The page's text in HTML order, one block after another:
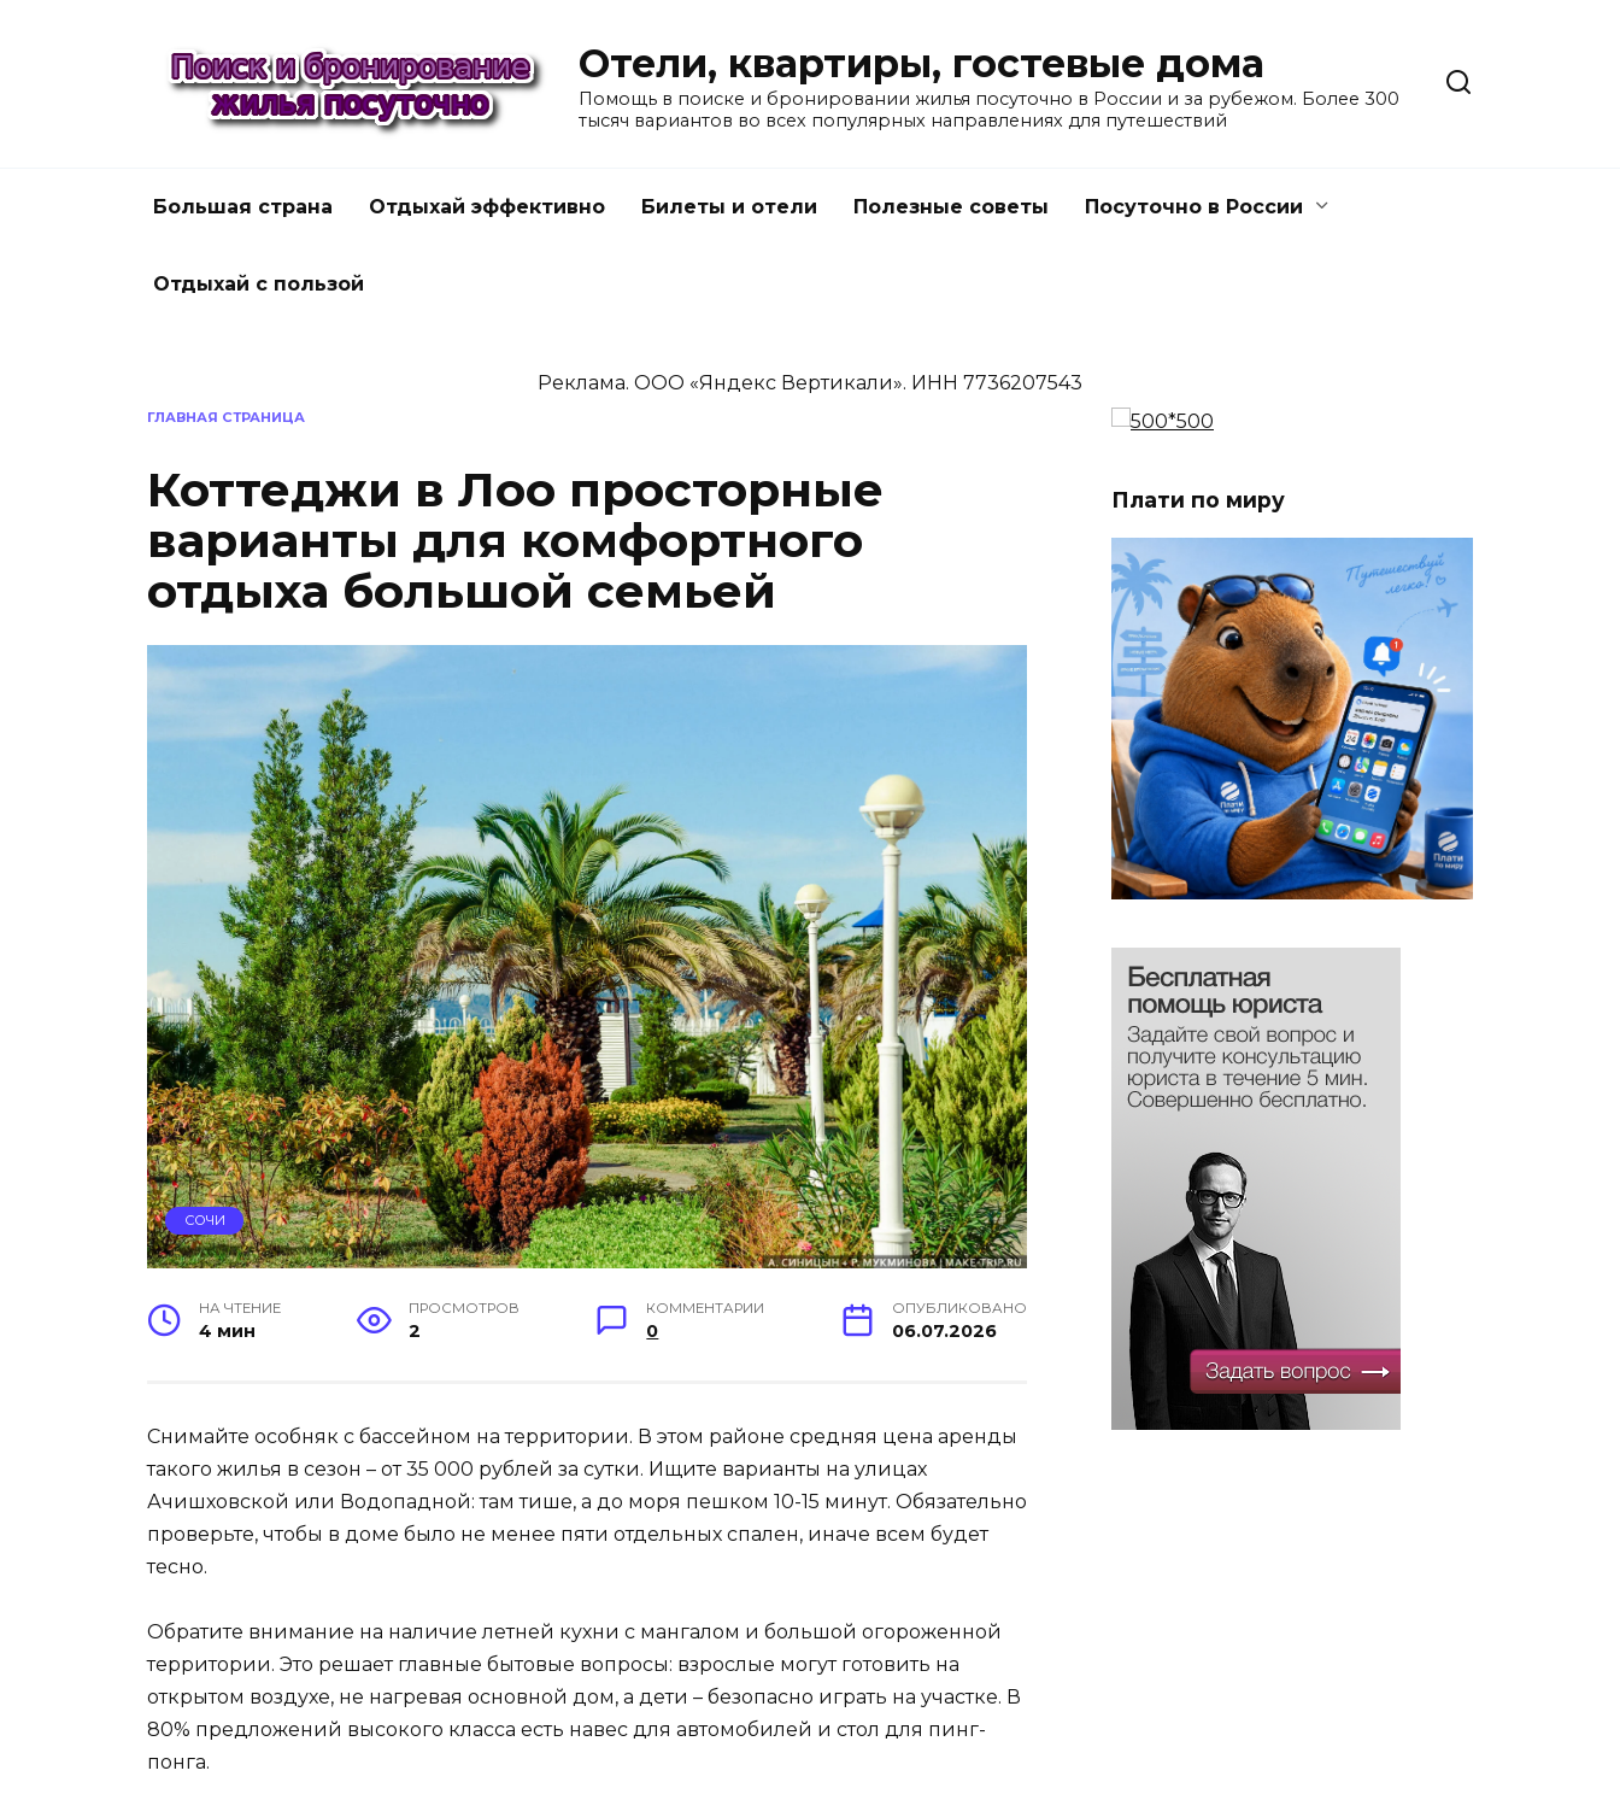
Отели, квартиры, гостевые дома
Помощь в поиске и бронировании жилья посуточно в России и за рубежом. Более 300
тысяч вариантов во всех популярных направлениях для путешествий
Большая страна Отдыхай эффективно Билеты и отели Полезные советы Посуточно в России
Отдыхай с пользой
Реклама. ООО «Яндекс Вертикали». ИНН 7736207543
ГЛАВНАЯ СТРАНИЦА
Коттеджи в Лоо просторные
варианты для комфортного
отдыха большой семьей
СОЧИ
НА ЧТЕНИЕ
4 мин
ПРОСМОТРОВ
2
КОММЕНТАРИИ
0
ОПУБЛИКОВАНО
06.07.2026
Снимайте особняк с бассейном на территории. В этом районе средняя цена аренды
такого жилья в сезон – от 35 000 рублей за сутки. Ищите варианты на улицах
Ачишховской или Водопадной: там тише, а до моря пешком 10-15 минут. Обязательно
проверьте, чтобы в доме было не менее пяти отдельных спален, иначе всем будет
тесно.
Обратите внимание на наличие летней кухни с мангалом и большой огороженной
территории. Это решает главные бытовые вопросы: взрослые могут готовить на
открытом воздухе, не нагревая основной дом, а дети – безопасно играть на участке. В
80% предложений высокого класса есть навес для автомобилей и стол для пинг-
понга.
Плати по миру